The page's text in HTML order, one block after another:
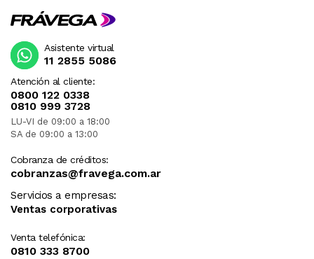
Atención al cliente:
0800 122 0338
0810 999 3728
LU-VI de 09:00 a 18:00
SA de 09:00 a 13:00
Cobranza de créditos:
cobranzas@fravega.com.ar
Servicios a empresas:
Ventas corporativas
Venta telefónica:
0810 333 8700
Asistente virtual
11 2855 5086